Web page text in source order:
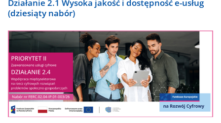
Działanie 2.1 Wysoka jakość i dostępność e-usług
(dziesiąty nabór)